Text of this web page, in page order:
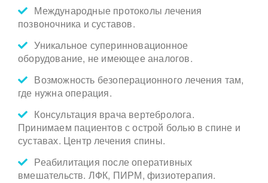
Международные протоколы лечения
позвоночника и суставов.
Уникальное суперинновационное
оборудование, не имеющее аналогов.
Возможность безоперационного лечения там,
где нужна операция.
Консультация врача вертебролога.
Принимаем пациентов с острой болью в спине и
суставах. Центр лечения спины.
Реабилитация после оперативных
вмешательств. ЛФК, ПИРМ, физиотерапия.